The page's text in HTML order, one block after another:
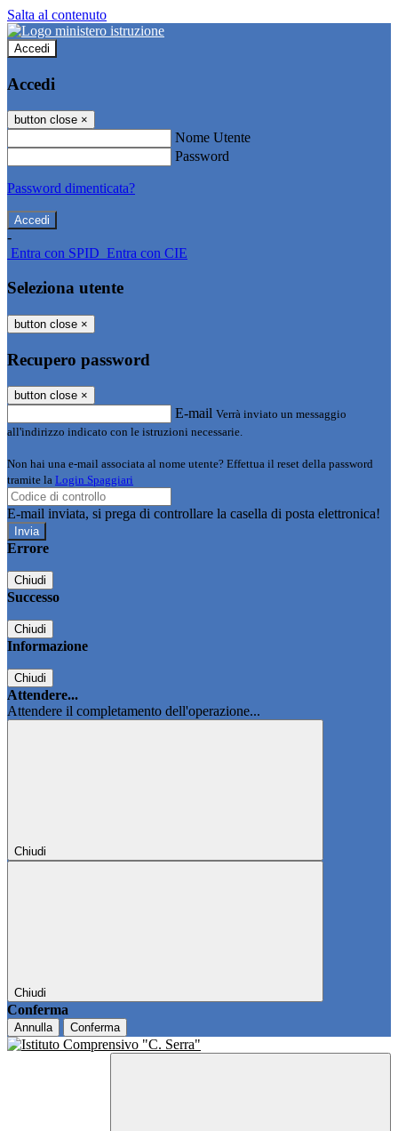
Salta al contenuto
Accedi
Accedi
button close ×
Nome Utente
Password
Password dimenticata?
-
Entra con SPID Entra con CIE
Seleziona utente
button close ×
Recupero password
button close ×
E-mail Verrà inviato un messaggio
all'indirizzo indicato con le istruzioni necessarie.
Non hai una e-mail associata al nome utente? Effettua il reset della password
tramite la Login Spaggiari
E-mail inviata, si prega di controllare la casella di posta elettronica!
Errore
Chiudi
Successo
Chiudi
Informazione
Chiudi
Attendere...
Attendere il completamento dell'operazione...
Chiudi
Chiudi
Conferma
Annulla Conferma